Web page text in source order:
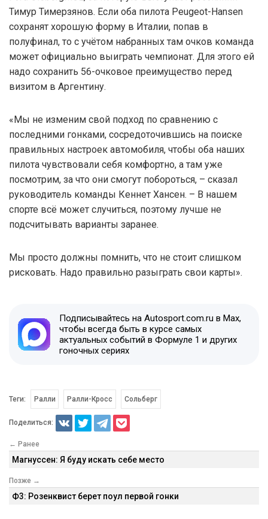
Тимур Тимерзянов. Если оба пилота Peugeot-Hansen
сохранят хорошую форму в Италии, попав в
полуфинал, то с учётом набранных там очков команда
может официально выиграть чемпионат. Для этого ей
надо сохранить 56-очковое преимущество перед
визитом в Аргентину.
«Мы не изменим свой подход по сравнению с
последними гонками, сосредоточившись на поиске
правильных настроек автомобиля, чтобы оба наших
пилота чувствовали себя комфортно, а там уже
посмотрим, за что они смогут побороться, – сказал
руководитель команды Кеннет Хансен. – В нашем
спорте всё может случиться, поэтому лучше не
подсчитывать варианты заранее.
Мы просто должны помнить, что не стоит слишком
рисковать. Надо правильно разыграть свои карты».
Подписывайтесь на Autosport.com.ru в Max,
чтобы всегда быть в курсе самых
актуальных событий в Формуле 1 и других
гоночных сериях
Теги: Ралли Ралли-Кросс Сольберг
Поделиться:
← Ранее
Магнуссен: Я буду искать себе место
Позже →
Ф3: Розенквист берет поул первой гонки